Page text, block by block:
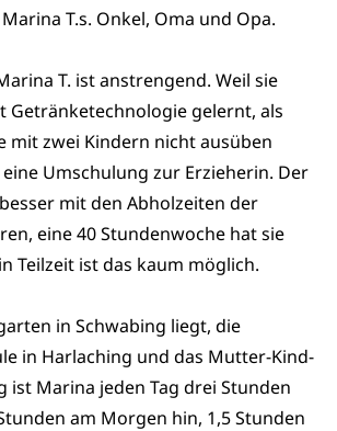
T.s. Onkel, Oma und Opa.
T. ist anstrengend. Weil sie
Getränketechnologie gelernt, als
mit zwei Kindern nicht ausüben
Umschulung zur Erzieherin. Der
mit den Abholzeiten der
eine 40 Stundenwoche hat sie
Teilzeit ist das kaum möglich.
in Schwabing liegt, die
in Harlaching und das Mutter-Kind-
ist Marina jeden Tag drei Stunden
am Morgen hin, 1,5 Stunden